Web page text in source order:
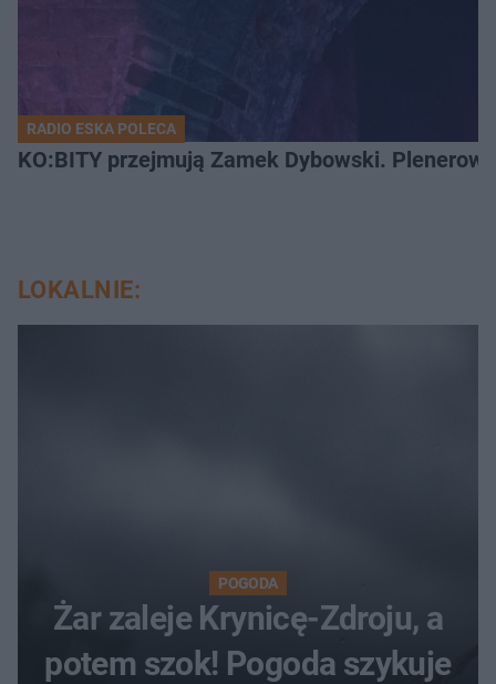
RADIO ESKA POLECA
KO:BITY przejmują Zamek Dybowski.
LOKALNIE:
POGODA
Żar zaleje Krynicę-Zdroju, a
potem szok! Pogoda szykuje